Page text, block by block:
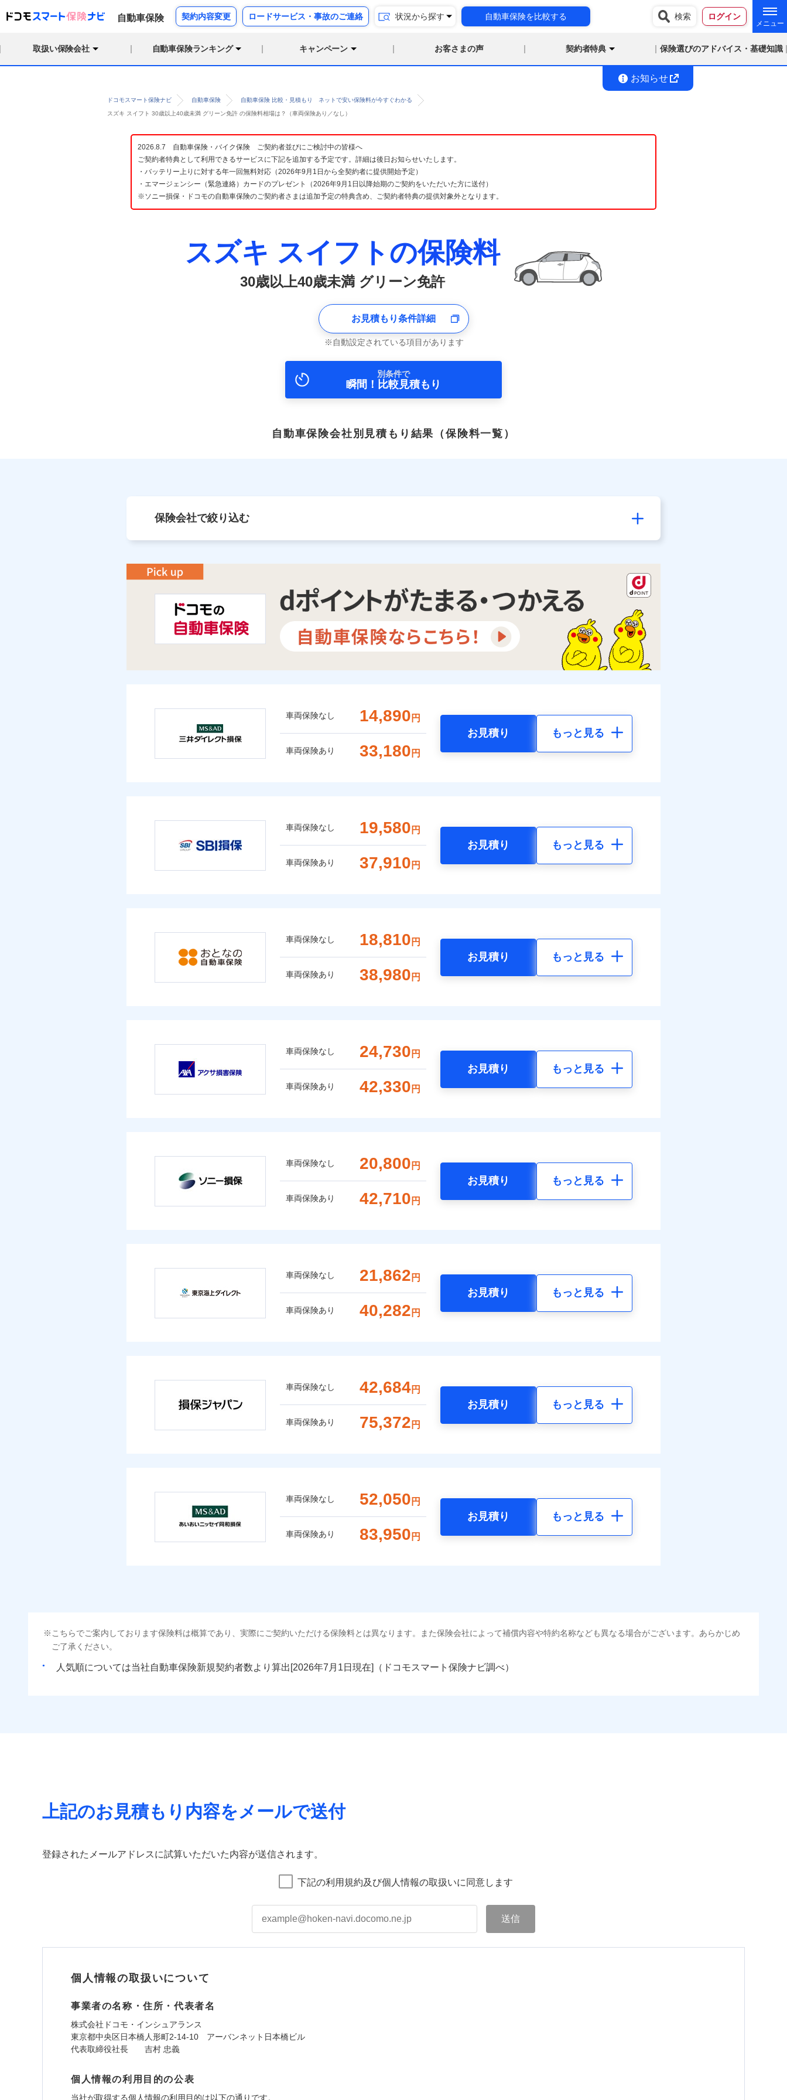
自動車保険 契約内容変更 ロードサービス・事故のご連絡 状況から探す 自動車保険を比較する 検索 ログイン
取扱い保険会社 自動車保険ランキング キャンペーン お客さまの声 契約者特典 保険選びのアドバイス・基礎知識
お知らせ
ドコモスマート保険ナビ 自動車保険 自動車保険 比較・見積もり ネットで安い保険料が今すぐわかる
スズキ スイフト 30歳以上40歳未満 グリーン免許 の保険料相場は？（車両保険あり／なし）
2026.8.7 自動車保険・バイク保険 ご契約者並びにご検討中の皆様へ
ご契約者特典として利用できるサービスに下記を追加する予定です。詳細は後日お知らせいたします。
・バッテリー上りに対する年一回無料対応（2026年9月1日から全契約者に提供開始予定）
・エマージェンシー（緊急連絡）カードのプレゼント（2026年9月1日以降始期のご契約をいただいた方に送付）
※ソニー損保・ドコモの自動車保険のご契約者さまは追加予定の特典含め、ご契約者特典の提供対象外となります。
スズキ スイフトの保険料
30歳以上40歳未満 グリーン免許
お見積もり条件詳細
自動設定されている項目があります
別条件で
瞬間！比較見積もり
自動車保険会社別見積もり結果 （保険料一覧）
保険会社で絞り込む
車両保険なし 14,890 円
車両保険あり 33,180 円
お見積り もっと見る
車両保険なし 19,580 円
車両保険あり 37,910 円
お見積り もっと見る
車両保険なし 18,810 円
車両保険あり 38,980 円
お見積り もっと見る
車両保険なし 24,730 円
車両保険あり 42,330 円
お見積り もっと見る
車両保険なし 20,800 円
車両保険あり 42,710 円
お見積り もっと見る
車両保険なし 21,862 円
車両保険あり 40,282 円
お見積り もっと見る
車両保険なし 42,684円
車両保険あり 75,372 円
お見積り もっと見る
車両保険なし 52,050 円
車両保険あり 83,950 円
お見積り もっと見る
こちらでご案内しております保険料は概算であり、実際にご契約いただける保険料とは異なります。また保険会社によって補償内容や特約名称なども異なる場合がございます。あらかじめ
ご了承ください。
人気順については当社 新規契約者数より算出[ 年 月 日現在]（ドコモスマート保険ナビ調べ）
上記のお見積もり内容をメールで送付
登録されたメールアドレスに試算いただいた内容が送信されます。
下記の利用規約及び個人情報の取扱いに同意します
個人情報の取扱いについて
事業者の名称・住所・代表者名
株式会社ドコモ・インシュアランス
東京都中央区日本橋人形町2-14-10 アーバンネット日本橋ビル
代表取締役社長 吉村 忠義
個人情報の利用目的の公表
当社が取得する個人情報の利用目的は以下の通りです。